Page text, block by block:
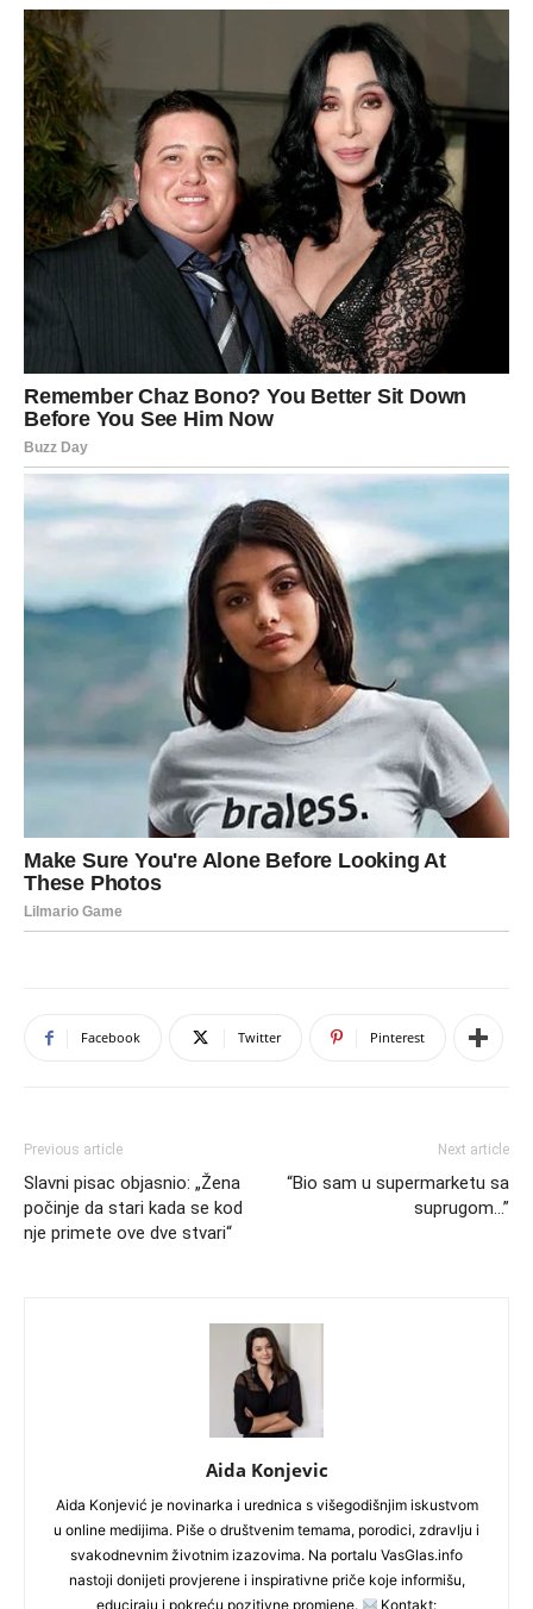
Facebook Twitter Pinterest
Previous article
Slavni pisac objasnio: „Žena
počinje da stari kada se kod
nje primete ove dve stvari“
Next article
“Bio sam u supermarketu sa
suprugom…”
Aida Konjevic
Aida Konjević je novinarka i urednica s višegodišnjim iskustvom
u online medijima. Piše o društvenim temama, porodici, zdravlju i
svakodnevnim životnim izazovima. Na portalu VasGlas.info
nastoji donijeti provjerene i inspirativne priče koje informišu,
educiraju i pokreću pozitivne promjene.
Kontakt: